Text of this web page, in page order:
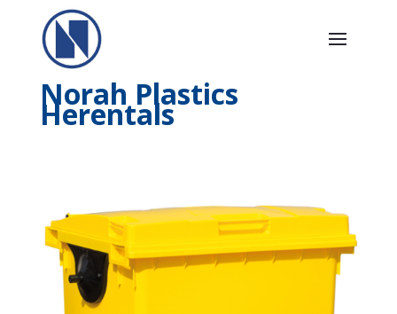
Norah Plastics
Herentals